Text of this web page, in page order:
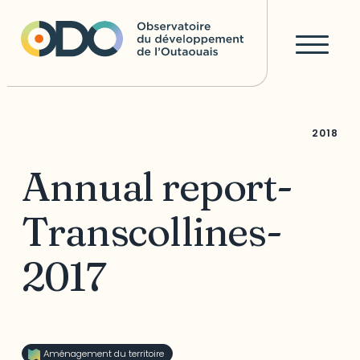
2018
Annual report-
Transcollines-
2017
Aménagement du territoire